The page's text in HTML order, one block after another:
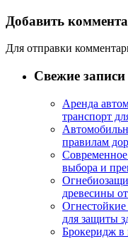
Добавить
Для отправки
Свежие записи
Аренда
транспорт
правилам
Современное
выбора и
древесины
для защиты
Брокеридж в